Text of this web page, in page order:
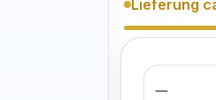
Lieferung
Anzahl